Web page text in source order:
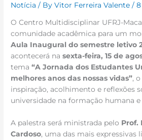
Notícia / ByVitor Ferreira Valente/
O Centro Multidisciplinar UFRJ-
comunidade acadêmica para um
Aula Inaugural do semestre letivo
acontecerá nasexta-feira, 15 de
tema“A Jornada dos Estudantes
melhores anos das nossas vidas”,
inspiração, acolhimento e reflexões
universidade na formação humana
A palestra será ministrada pelo Prof.
Cardoso, uma das mais expressivas